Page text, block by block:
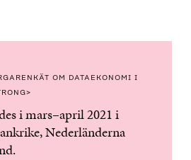
OM DATAEKONOMI I
i mars–april 2021 i
Nederländerna